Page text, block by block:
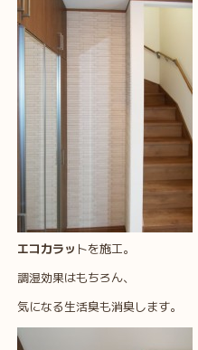
エコカラッ トを施工。
調湿効果はもちろん、
気になる生活臭も消臭します。